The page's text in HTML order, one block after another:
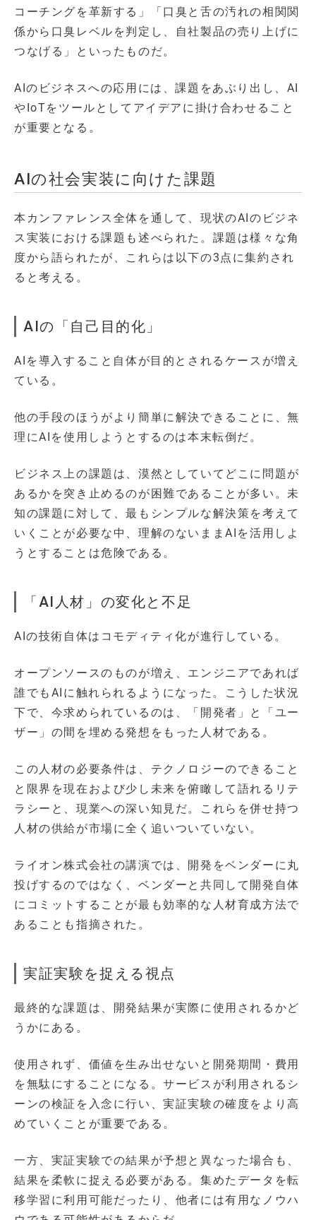
コーチングを革新する」「口臭と舌の汚れの相関関
係から口臭レベルを判定し、自社製品の売り上げに
つなげる」といったものだ。
AIのビジネスへの応用には、課題をあぶり出し、AI
やIoTをツールとしてアイデアに掛け合わせること
が重要となる。
AIの社会実装に向けた課題
本カンファレンス全体を通して、現状のAIのビジネ
ス実装における課題も述べられた。課題は様々な角
度から語られたが、これらは以下の3点に集約され
ると考える。
AIの「自己目的化」
AIを導入すること自体が目的とされるケースが増え
ている。
他の手段のほうがより簡単に解決できることに、無
理にAIを使用しようとするのは本末転倒だ。
ビジネス上の課題は、漠然としていてどこに問題が
あるかを突き止めるのが困難であることが多い。未
知の課題に対して、最もシンプルな解決策を考えて
いくことが必要な中、理解のないままAIを活用しよ
うとすることは危険である。
「AI人材」の変化と不足
AIの技術自体はコモディティ化が進行している。
オープンソースのものが増え、エンジニアであれば
誰でもAIに触れられるようになった。こうした状況
下で、今求められているのは、「開発者」と「ユー
ザー」の間を埋める発想をもった人材である。
この人材の必要条件は、テクノロジーのできること
と限界を現在および少し未来を俯瞰して語れるリテ
ラシーと、現業への深い知見だ。これらを併せ持つ
人材の供給が市場に全く追いついていない。
ライオン株式会社の講演では、開発をベンダーに丸
投げするのではなく、ベンダーと共同して開発自体
にコミットすることが最も効率的な人材育成方法で
あることも指摘された。
実証実験を捉える視点
最終的な課題は、開発結果が実際に使用されるかど
うかにある。
使用されず、価値を生み出せないと開発期間・費用
を無駄にすることになる。サービスが利用されるシ
ーンの検証を入念に行い、実証実験の確度をより高
めていくことが重要である。
一方、実証実験での結果が予想と異なった場合も、
結果を柔軟に捉える必要がある。集めたデータを転
移学習に利用可能だったり、他者には有用なノウハ